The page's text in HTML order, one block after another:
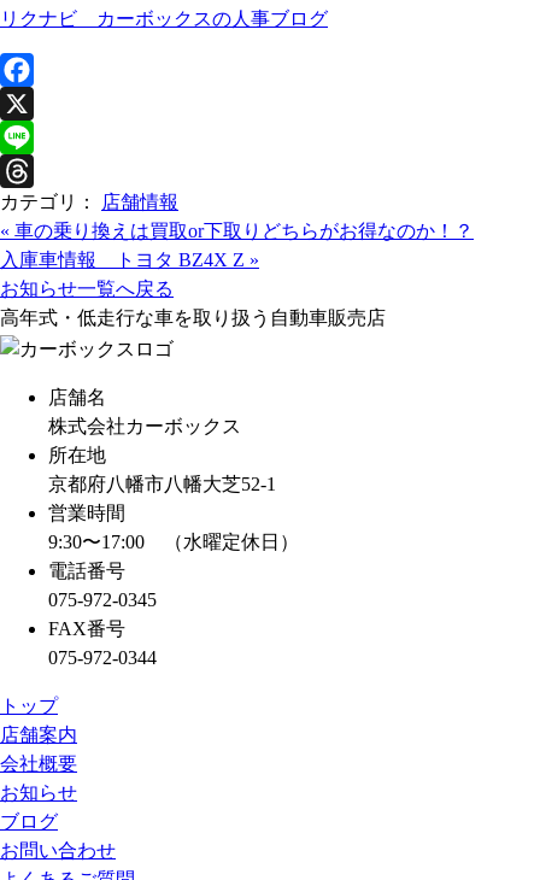
リクナビ カーボックスの人事ブログ
F
a
c
e
b
o
o
k
X
L
i
n
e
T
h
r
e
a
カテゴリ：
店舗情報
« 車の乗り換えは買取or下取りどちらがお得なのか！？
入庫車情報 トヨタ BZ4X Z »
お知らせ一覧へ戻る
高年式・低走行な車を取り扱う自動車販売店
店舗名
株式会社カーボックス
所在地
京都府八幡市八幡大芝52-1
営業時間
9:30〜17:00 （水曜定休日）
電話番号
075-972-0345
FAX番号
075-972-0344
トップ
店舗案内
会社概要
お知らせ
ブログ
お問い合わせ